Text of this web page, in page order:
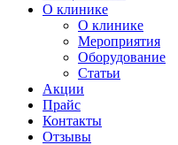
О клинике
О клинике
Мероприятия
Оборудование
Статьи
Акции
Прайс
Контакты
Отзывы